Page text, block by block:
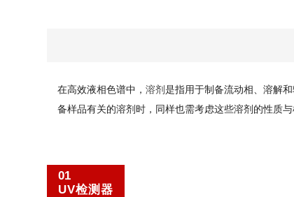
在高效液相色谱中，溶剂是指用于制备流动相、溶解
备样品有关的溶剂时，同样也需考虑这些溶剂的性质与
01
UV检测器